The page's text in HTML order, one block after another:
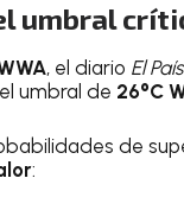
umbral
, el diario El País
umbral de 26°C
de
: